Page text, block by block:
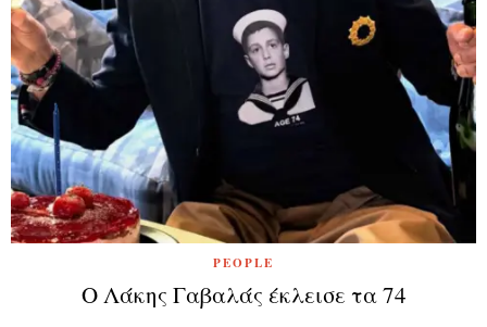
PEOPLE
O Λάκης Γαβαλάς έκλεισε τα 74